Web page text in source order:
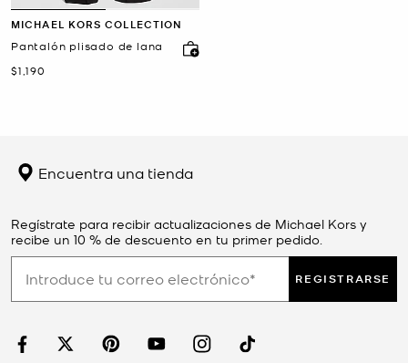
MICHAEL KORS COLLECTION
Pantalón plisado de lana
Ahora
$1,190
Encuentra una tienda
Regístrate para recibir actualizaciones de Michael Kors y
recibe un 10 % de descuento en tu primer pedido.
REGISTRARSE